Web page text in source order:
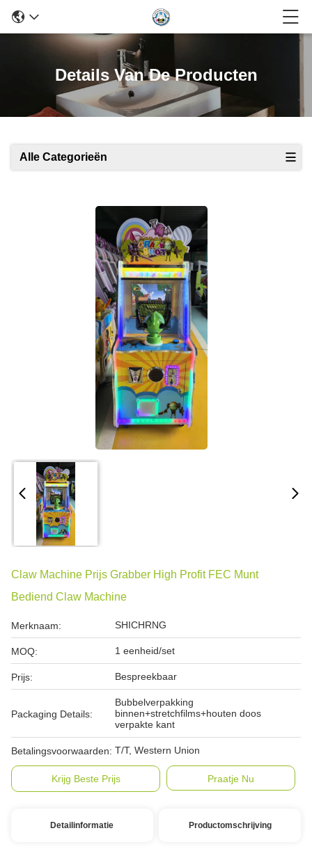
Details Van De Producten
Alle Categorieën
Claw Machine Prijs Grabber High Profit FEC Munt
Bediend Claw Machine
Merknaam: SHICHRNG
MOQ: 1 eenheid/set
Prijs: Bespreekbaar
Packaging Details:
Bubbelverpakking
binnen+stretchfilms+houten doos
verpakte kant
Betalingsvoorwaarden: T/T, Western Union
Krijg Beste Prijs Praatje Nu
Detailinformatie Productomschrijving